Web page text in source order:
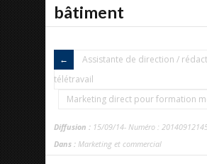
bâtiment
Assistante de direction /
télétravail
Marketing direct pour formation
Diffusion : 15/09/14- Numéro :
Dans : Marketing et commercial